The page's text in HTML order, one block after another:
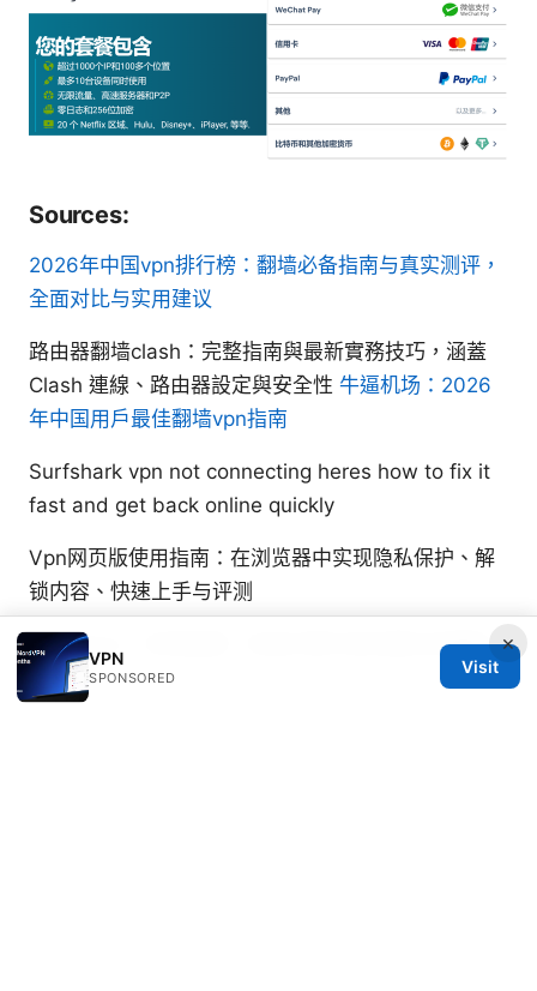
Sources:
2026年中国vpn排行榜：翻墙必备指南与真实测评，
全面对比与实用建议
路由器翻墙clash：完整指南與最新實務技巧，涵蓋
Clash 連線、路由器設定與安全性 牛逼机场：2026
年中国用户最佳翻墙vpn指南
Surfshark vpn not connecting heres how to fix it
fast and get back online quickly
Vpn网页版使用指南：在浏览器中实现隐私保护、解
锁内容、快速上手与评测
便宜的vpn：实用指南、优选方案与安全要点全解析 ×
VPN
SPONSORED
Visit